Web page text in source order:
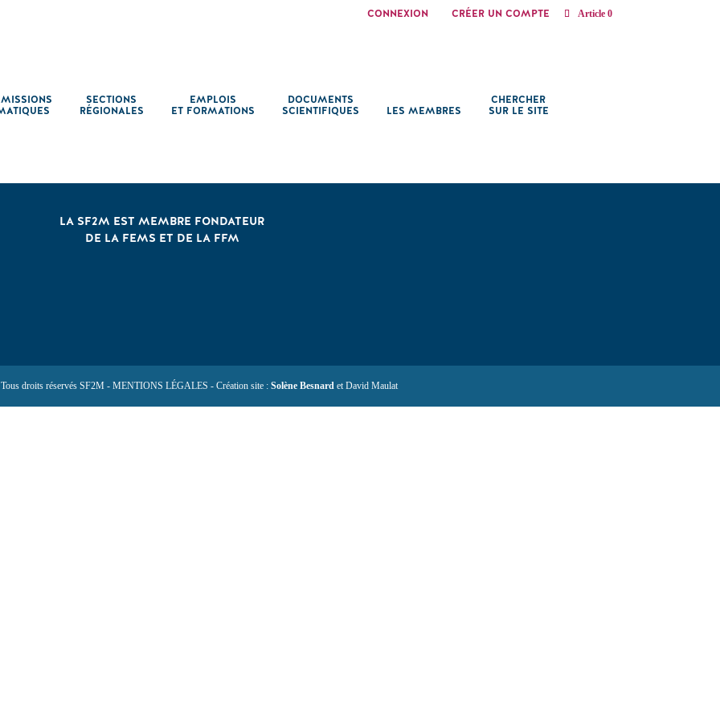
CONNEXION CRÉER UN COMPTE Article 0
SECTIONS
RÉGIONALES
EMPLOIS
ET FORMATIONS
DOCUMENTS
SCIENTIFIQUES
LES MEMBRES
CHERCHER
SUR LE SITE
LA SF2M EST MEMBRE FONDATEUR
DE LA FEMS ET DE LA FFM
droits réservés SF2M - MENTIONS LÉGALES - Création site : Solène Besnard et David Maulat